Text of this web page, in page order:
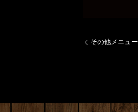
その他メニュー